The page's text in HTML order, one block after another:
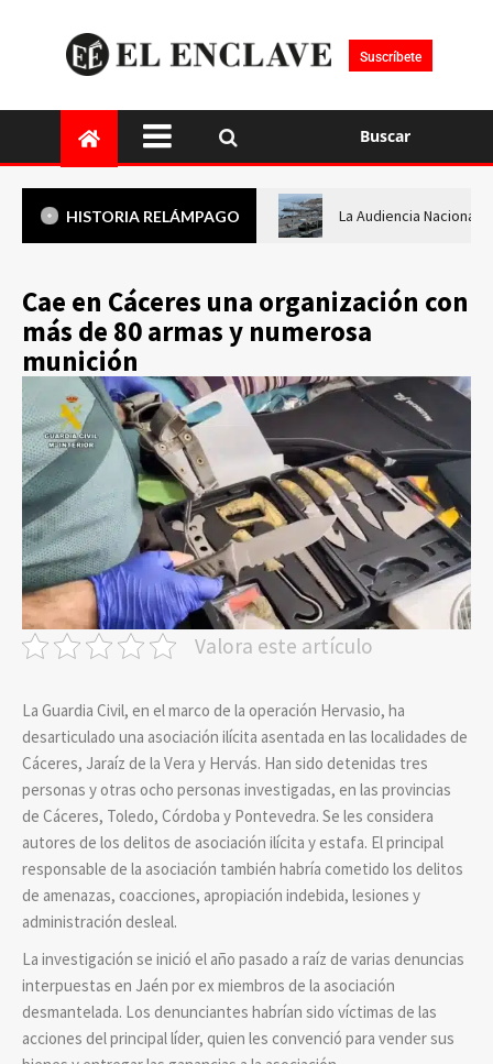
Suscríbete
Buscar
HISTORIA RELÁMPAGO La Audiencia Nacional
Cae en Cáceres una organización con
más de 80 armas y numerosa
munición
Valora este artículo
La Guardia Civil, en el marco de la operación Hervasio, ha
desarticulado una asociación ilícita asentada en las localidades de
Cáceres, Jaraíz de la Vera y Hervás. Han sido detenidas tres
personas y otras ocho personas investigadas, en las provincias
de Cáceres, Toledo, Córdoba y Pontevedra. Se les considera
autores de los delitos de asociación ilícita y estafa. El principal
responsable de la asociación también habría cometido los delitos
de amenazas, coacciones, apropiación indebida, lesiones y
administración desleal.
La investigación se inició el año pasado a raíz de varias denuncias
interpuestas en Jaén por ex miembros de la asociación
desmantelada. Los denunciantes habrían sido víctimas de las
acciones del principal líder, quien les convenció para vender sus